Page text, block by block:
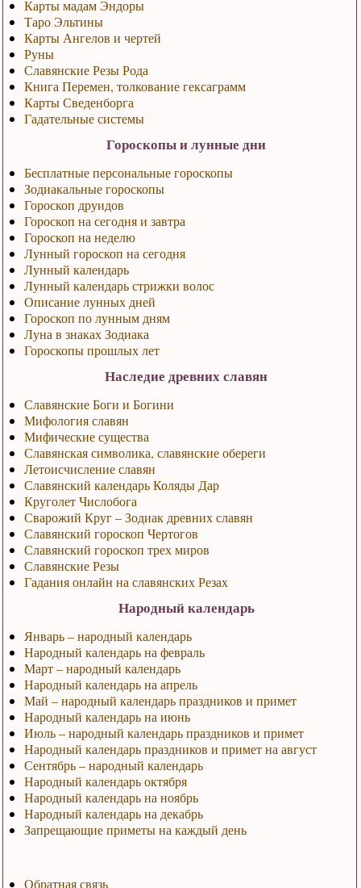
Карты мадам Эндоры
Таро Эльтины
Карты Ангелов и чертей
Руны
Славянские Резы Рода
Книга Перемен, толкование гексаграмм
Карты Сведенборга
Гадательные системы
Гороскопы и лунные дни
Бесплатные персональные гороскопы
Зодиакальные гороскопы
Гороскоп друидов
Гороскоп на сегодня и завтра
Гороскоп на неделю
Лунный гороскоп на сегодня
Лунный календарь
Лунный календарь стрижки волос
Описание лунных дней
Гороскоп по лунным дням
Луна в знаках Зодиака
Гороскопы прошлых лет
Наследие древних славян
Славянские Боги и Богини
Мифология славян
Мифические существа
Славянская символика, славянские обереги
Летоисчисление славян
Славянский календарь Коляды Дар
Круголет Числобога
Сварожий Круг – Зодиак древних славян
Славянский гороскоп Чертогов
Славянский гороскоп трех миров
Славянские Резы
Гадания онлайн на славянских Резах
Народный календарь
Январь – народный календарь
Народный календарь на февраль
Март – народный календарь
Народный календарь на апрель
Май – народный календарь праздников и примет
Народный календарь на июнь
Июль – народный календарь праздников и примет
Народный календарь праздников и примет на август
Сентябрь – народный календарь
Народный календарь октября
Народный календарь на ноябрь
Народный календарь на декабрь
Запрещающие приметы на каждый день
Обратная связь